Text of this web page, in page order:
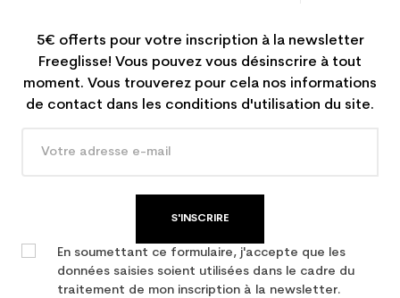
5€ offerts pour votre inscription à la newsletter
Freeglisse! Vous pouvez vous désinscrire à tout
moment. Vous trouverez pour cela nos informations
de contact dans les conditions d'utilisation du site.
S'INSCRIRE
En soumettant ce formulaire, j'accepte que les
données saisies soient utilisées dans le cadre du
traitement de mon inscription à la newsletter.